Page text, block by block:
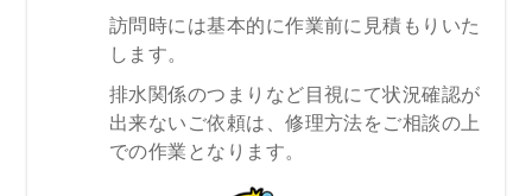
訪問時には基本的に作業前に見積もりいた
します。
排水関係のつまりなど目視にて状況確認が
出来ないご依頼は、修理方法をご相談の上
での作業となります。